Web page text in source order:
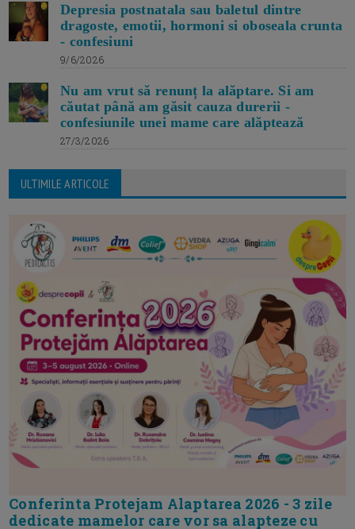
Depresia postnatala sau baletul dintre
dragoste, emotii, hormoni si oboseala crunta
- confesiuni
9/6/2026
Nu am vrut să renunț la alăptare. Si am
căutat până am găsit cauza durerii -
confesiunile unei mame care alăptează
27/3/2026
ULTIMILE ARTICOLE
Conferinta Protejam Alaptarea 2026 - 3 zile
dedicate mamelor care vor sa alapteze cu